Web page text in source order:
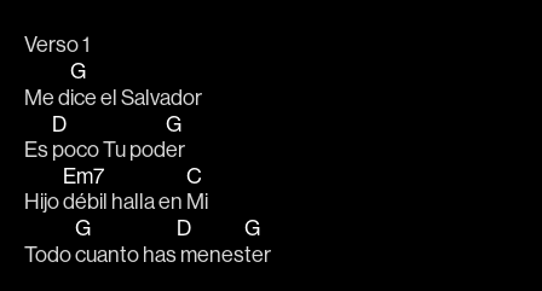
Verso 1
Me d
G
ice el Salvador
Es
D
poco Tu pod
G
er
Hijo
Em7
débil halla en
C
Mi
Todo
G
cuanto has
D
menes
G
ter